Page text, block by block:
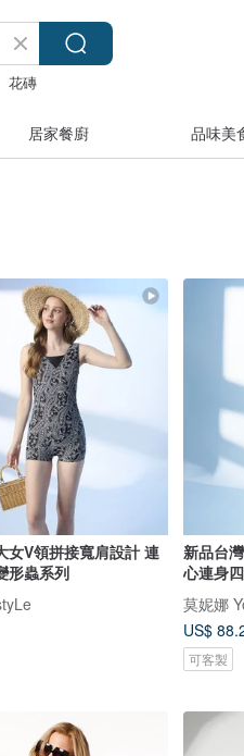
花磚
居家餐廚 品味美
女V領拼接寬肩設計 連
形蟲系列
新品台
心連身
莫妮娜
US$
可客製